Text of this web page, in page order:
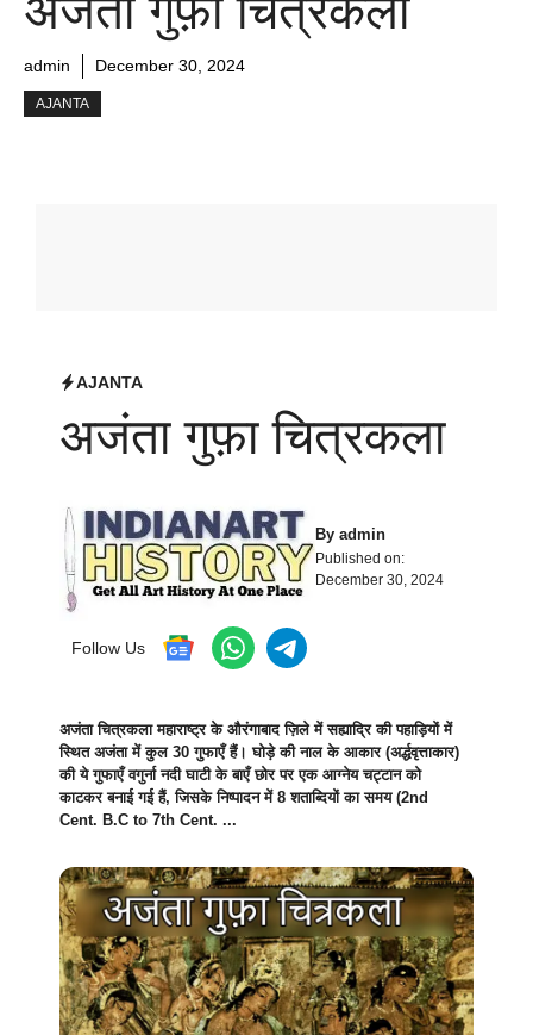
admin December 30, 2024
AJANTA
AJANTA
अजंता गुफ़ा चित्रकला
Byadmin
Published on:
December 30, 2024
Follow Us
अजंता चित्रकला महाराष्ट्र के औरंगाबाद ज़िले में सह्याद्रि की पहाड़ियों में
स्थित अजंता में कुल 30 गुफाएँ हैं। घोड़े की नाल के आकार (अर्द्धवृत्ताकार)
की ये गुफाएँ वगुर्ना नदी घाटी के बाएँ छोर पर एक आग्नेय चट्टान को
काटकर बनाई गई हैं, जिसके निष्पादन में 8 शताब्दियों का समय (2nd
Cent. B.C to 7th Cent. ...